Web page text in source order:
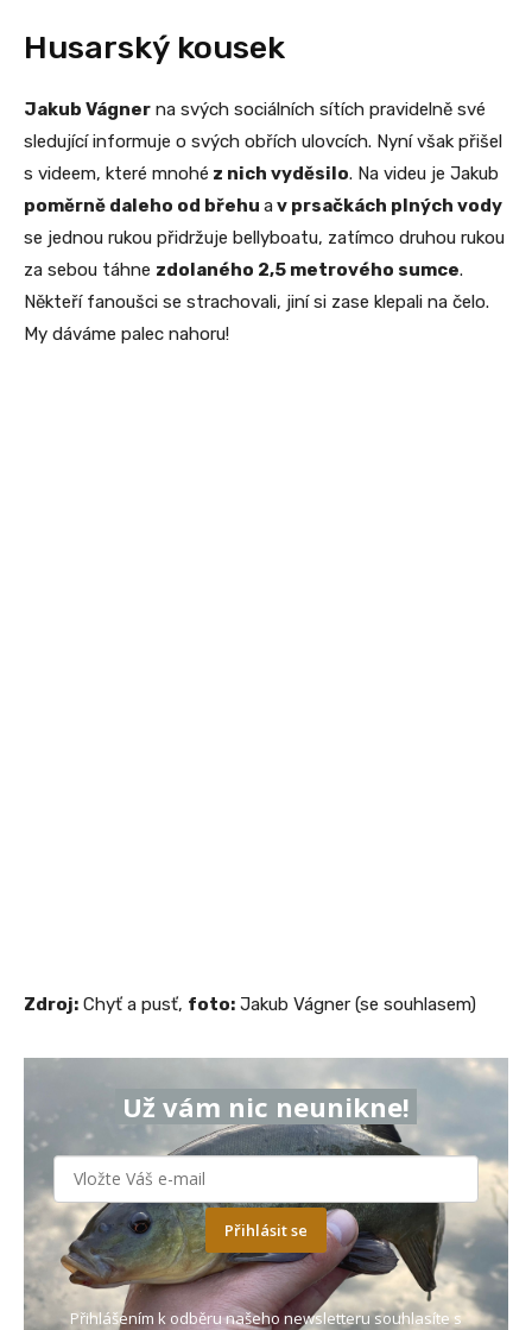
Husarský kousek
Jakub Vágner na svých sociálních sítích pravidelně své
sledující informuje o svých obřích ulovcích. Nyní však přišel
s videem, které mnohé z nich vyděsilo. Na videu je Jakub
poměrně daleho od břehu av prsačkách plných vody
se jednou rukou přidržuje bellyboatu, zatímco druhou rukou
za sebou táhne zdolaného 2,5 metrového sumce.
Někteří fanoušci se strachovali, jiní si zase klepali na čelo.
My dáváme palec nahoru!
Zdroj: Chyť a pusť, foto: Jakub Vágner (se souhlasem)
Už vám nic neunikne!
Přihlásit se
Přihlášením k odběru našeho newsletteru souhlasíte s